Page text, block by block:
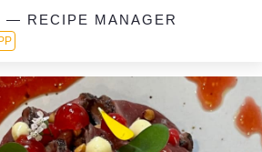
— RECIPE MANAGER